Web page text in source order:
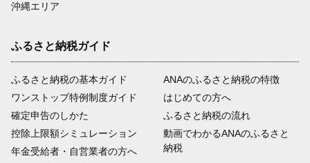
沖縄エリア
ふるさと納税ガイド
ふるさと納税の基本ガイド
ワンストップ特例制度ガイド
確定申告のしかた
控除上限額シミュレーション
年金受給者・自営業者の方へ
ANAのふるさと納税の特徴
はじめての方へ
ふるさと納税の流れ
動画でわかるANAのふるさと
納税